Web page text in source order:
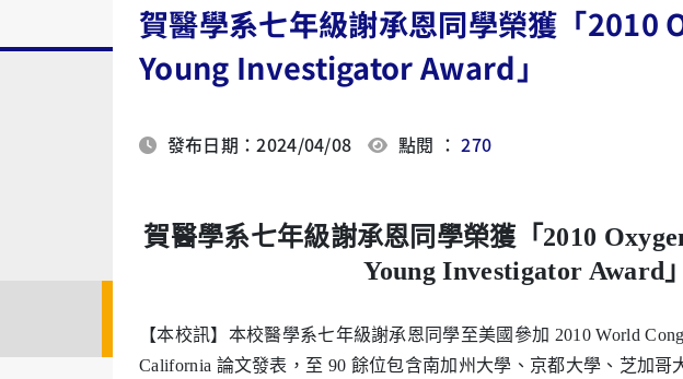
賀醫學系七年級謝承恩同學榮獲「
Young Investigator Award」
發布日期：2024/04/08 點閱 ：270
賀醫學系七年級謝承恩同學榮獲「2010
Young Investigator Award」
【本校訊】本校醫學系七年級謝承恩同學至美國參加 2010 World
California 論文發表，至 90 餘位包含南加州大學、京都大學、芝加哥